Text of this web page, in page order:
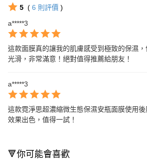
5 ( 6 則評價 )
a*****3
這款面膜真的讓我的肌膚感受到極致的保濕
光滑，非常滿意！絕對值得推薦給朋友！
a*****3
這款霓淨思超濃縮微生態保濕安瓶面膜使用
效果出色，值得一試！
🔻你可能會喜歡